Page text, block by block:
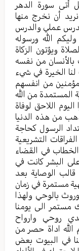
أتى سورة الدهر
أن نخرج منها
عملي والدرس
الله ورسوله
ويؤتون الزكاة
من نفسه
الخيرة في شيء
من انفسهم
المستمدة من الله
اللاحق لوفاة
من هذه الدنيا
الرسول كحاجة
التشريعية
في القضاء
على البشر كانت في
الوصاية بعد
مستمرة في زمان
بالوحي ولهذا
مستمر الى يومنا
روحي وارواح
الله اداة حصر من
في البيوت بعض